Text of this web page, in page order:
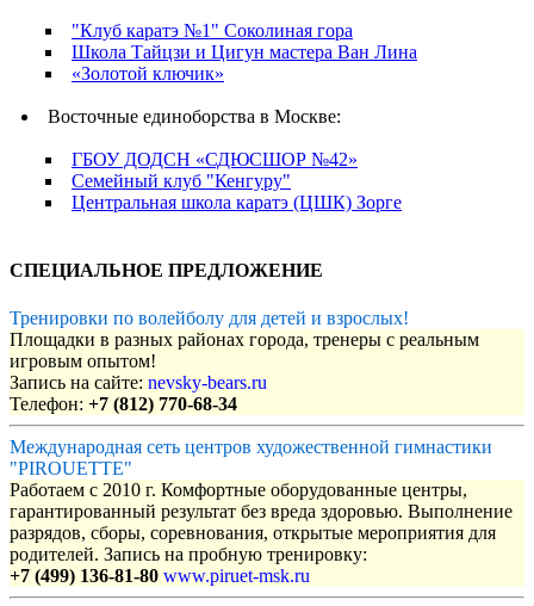
"Клуб каратэ №1" Соколиная гора
Школа Тайцзи и Цигун мастера Ван Лина
«Золотой ключик»
Восточные единоборства в Москве:
ГБОУ ДОДСН «СДЮСШОР №42»
Семейный клуб "Кенгуру"
Центральная школа каратэ (ЦШК) Зорге
СПЕЦИАЛЬНОЕ ПРЕДЛОЖЕНИЕ
Тренировки по волейболу для детей и взрослых!
Площадки в разных районах города, тренеры с реальным
игровым опытом!
Запись на сайте: nevsky-bears.ru
Телефон: +7 (812) 770-68-34
Международная сеть центров художественной гимнастики
"PIROUETTE"
Работаем с 2010 г. Комфортные оборудованные центры,
гарантированный результат без вреда здоровью. Выполнение
разрядов, сборы, соревнования, открытые мероприятия для
родителей. Запись на пробную тренировку:
+7 (499) 136-81-80 www.piruet-msk.ru